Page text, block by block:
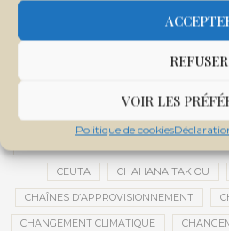
REFUSER
VOIR LES
Politique de cookies
CENTRE INTERNATIONAL DE
CENTRE MALI
CENTRE NATIONAL DES EXAMENS ET
CENTRES DE DONNÉES CERCLE
CÉRÉALES CÉRÉALES RUSSES
CEUTA CHAHANA TAKIOU
CHAÎNES D’APPROVISIONNEMENT
CHANGEMENT CLIMATIQUE